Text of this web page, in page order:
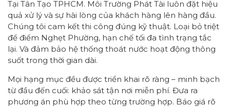
Tại Tân Tạo TPHCM. Môi Trường Phát Tài luôn đặt hiệu
quả xử lý và sự hài lòng của khách hàng lên hàng đầu.
Chúng tôi cam kết thi công đúng kỹ thuật. Loại bỏ triệt
để điểm Nghẹt Phường, hạn chế tối đa tình trạng tắc
lại. Và đảm bảo hệ thống thoát nước hoạt động thông
suốt trong thời gian dài.
Mọi hạng mục đều được triển khai rõ ràng – minh bạch
từ đầu đến cuối: khảo sát tận nơi miễn phí. Đưa ra
phương án phù hợp theo từng trường hợp. Báo giá rõ